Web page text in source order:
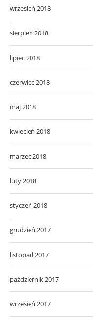
wrzesień 2018
sierpień 2018
lipiec 2018
czerwiec 2018
maj 2018
kwiecień 2018
marzec 2018
luty 2018
styczeń 2018
grudzień 2017
listopad 2017
październik 2017
wrzesień 2017